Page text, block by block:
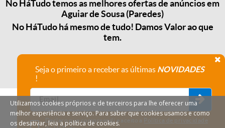
No HáTudo temos as melhores ofertas de anúncios em
Aguiar de Sousa (Paredes)
No HáTudo há mesmo de tudo! Damos Valor ao que
tem.
Seja o primeiro a receber as últimas NOVIDADES
!
Declaro que compreendi e aceito a Política de privacidade
Utilizamos cookies próprios e de terceiros para lhe oferecer uma
melhor experiência e serviço. Para saber que cookies usamos e como
os desativar, leia a política de cookies.